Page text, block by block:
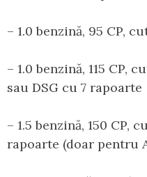
– 1.0 benzină, 95 CP,
– 1.0 benzină, 115 CP,
sau DSG cu 7 rapoarte
– 1.5 benzină, 150 CP,
rapoarte (doar pentru